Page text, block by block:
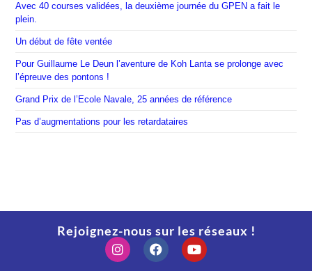
Avec 40 courses validées, la deuxième journée du GPEN a fait le
plein.
Un début de fête ventée
Pour Guillaume Le Deun l’aventure de Koh Lanta se prolonge avec
l’épreuve des pontons !
Grand Prix de l’Ecole Navale, 25 années de référence
Pas d’augmentations pour les retardataires
Rejoignez-nous sur les réseaux !